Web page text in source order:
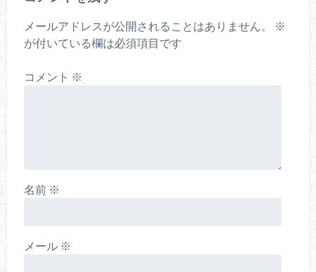
メールアドレスが公開されることはありません。
※
が付いている欄は必須項目です
コメント ※
名前 ※
メール ※